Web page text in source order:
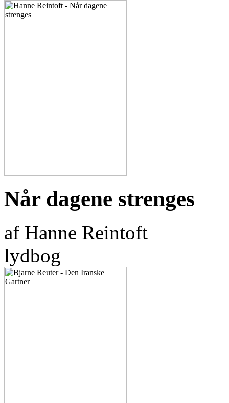
Når dagene strenges
af Hanne Reintoft
lydbog